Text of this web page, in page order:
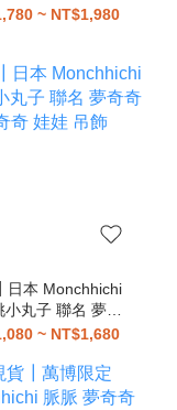
奇奇 蒙奇奇 娃娃
~ NT$1,980
本 Monchhichi
小丸子 聯名 夢奇
奇奇 娃娃 吊飾
~ NT$1,680